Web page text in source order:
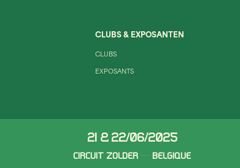
CLUBS & EXPOSANTEN
CLUBS
EXPOSANTS
21 & 22/06/2025
CIRCUIT ZOLDER BELGIQUE